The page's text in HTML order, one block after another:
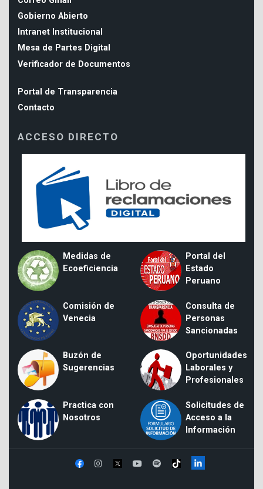
Gobierno Abierto
Intranet Institucional
Mesa de Partes Digital
Verificador de Documentos
Portal de Transparencia
Contacto
ACCESO DIRECTO
Medidas de
Ecoeficiencia
Portal del
Estado
Peruano
Comisión de
Venecia
Consulta de
Personas
Sancionadas
Buzón de
Sugerencias
Oportunidades
Laborales y
Profesionales
Practica con
Nosotros
Solicitudes de
Acceso a la
Información